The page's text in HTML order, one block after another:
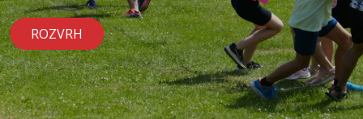
ROZVRH